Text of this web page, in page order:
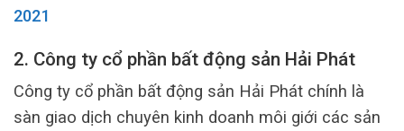
2021
2. Công ty cổ phần bất động sản Hải Phát
Công ty cổ phần bất động sản Hải Phát chính là
sàn giao dịch chuyên kinh doanh môi giới các sản